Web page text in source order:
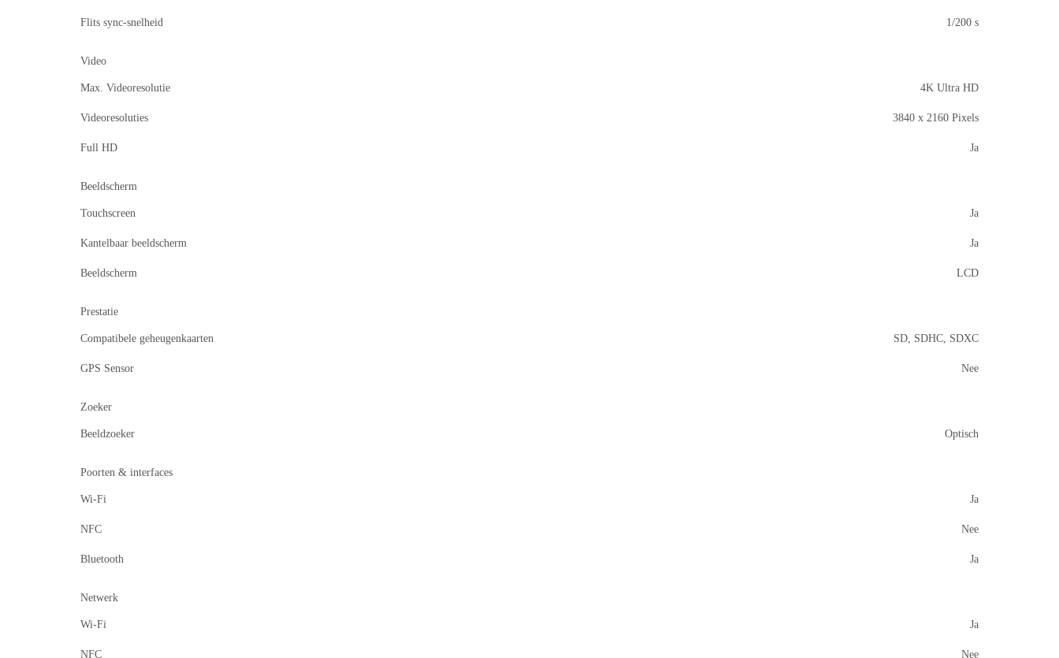
Flits sync-snelheid 1/200 s
Video
Max. Videoresolutie 4K Ultra HD
Videoresoluties 3840 x 2160 Pixels
Full HD Ja
Beeldscherm
Touchscreen Ja
Kantelbaar beeldscherm Ja
Beeldscherm LCD
Prestatie
Compatibele geheugenkaarten SD, SDHC, SDXC
GPS Sensor Nee
Zoeker
Beeldzoeker Optisch
Poorten & interfaces
Wi-Fi Ja
NFC Nee
Bluetooth Ja
Netwerk
Wi-Fi Ja
NFC Nee